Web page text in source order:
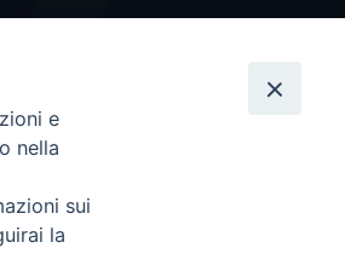
e
nella
sui
la